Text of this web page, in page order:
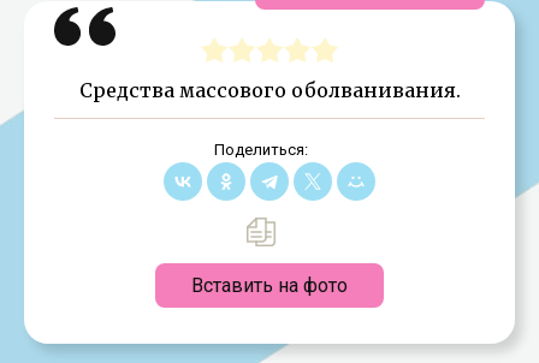
Средства массового оболванивания.
Поделиться:
Вставить на фото